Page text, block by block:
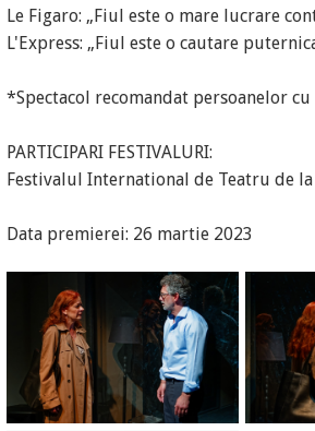
Le Figaro: „Fiul este o mare lucrare
L'Express: „Fiul este o cautare
*Spectacol recomandat persoanelor cu
PARTICIPARI FESTIVALURI:
Festivalul International de Teatru de
Data premierei: 26 martie 2023